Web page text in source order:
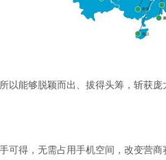
以能够脱颖而出、拔得头筹，斩获
可得，无需占用手机空间，改变营